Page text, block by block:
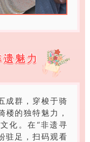
魅力
成群，穿梭于骑
楼的独特魅力，
化。在“非遗寻
驻足，扫码观看